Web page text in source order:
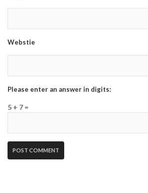
Webstie
Please enter an answer in digits:
5 + 7 =